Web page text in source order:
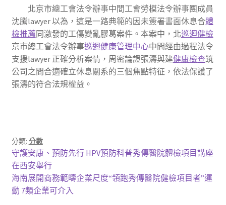
北京市總工會法令辦事中間工會勞模法令辦事團成員
沈騰lawyer 以為，這是一路典範的因未簽署書面休息合體
檢推薦同激發的工傷變亂膠葛案件。本案中，北巡迴健檢
京市總工會法令辦事巡迴健康管理中心中間經由過程法令
支援lawyer 正確分析案情，周密論證張濤與建健康檢查筑
公司之間合適確立休息關系的三個焦點特征，依法保護了
張濤的符合法規權益。
分類: 分數
文
章
導
上
一
篇
文
守護安康、預防先行 HPV預防科普秀傳醫院體檢項目講座
在西安舉行
下
一
海南展開商務範疇企業尺度“領跑秀傳醫院健檢項目者”運
動 7類企業可介入